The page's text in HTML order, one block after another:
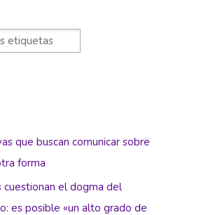
que buscan comunicar sobre
forma
cuestionan el dogma del
es posible «un alto grado de